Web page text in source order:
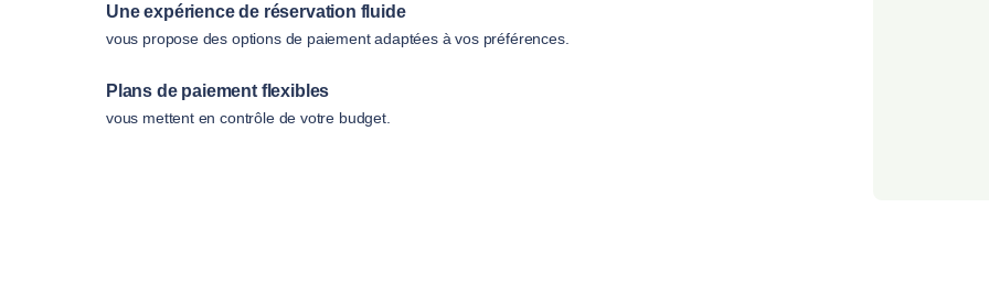
Une expérience de réservation fluide
vous propose des options de paiement adaptées à vos préférences.
Plans de paiement flexibles
vous mettent en contrôle de votre budget.